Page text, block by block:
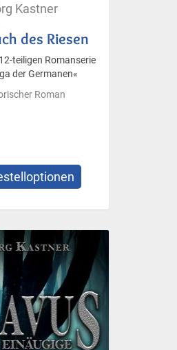
Kastner
des Riesen
teiligen Romanserie
der Germanen«
Roman